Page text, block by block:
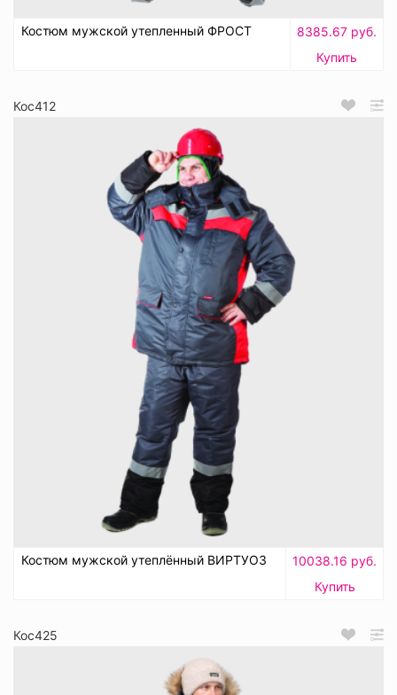
Костюм мужской утепленный ФРОСТ
8385.67 руб.
Купить
Кос412
Костюм мужской утеплённый ВИРТУОЗ
10038.16 руб.
Купить
Кос425